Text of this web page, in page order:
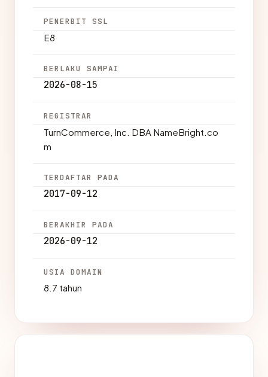
PENERBIT SSL
E8
BERLAKU SAMPAI
2026-08-15
REGISTRAR
TurnCommerce, Inc. DBA NameBright.co
m
TERDAFTAR PADA
2017-09-12
BERAKHIR PADA
2026-09-12
USIA DOMAIN
8.7 tahun